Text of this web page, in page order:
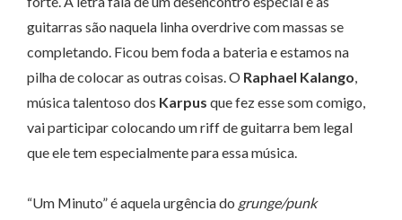
guitarras são naquela linha overdrive com massas se
completando. Ficou bem foda a bateria e estamos na
pilha de colocar as outras coisas. O Raphael Kalango,
música talentoso dos Karpus que fez esse som comigo,
vai participar colocando um riff de guitarra bem legal
que ele tem especialmente para essa música.
“Um Minuto” é aquela urgência do grunge/punk